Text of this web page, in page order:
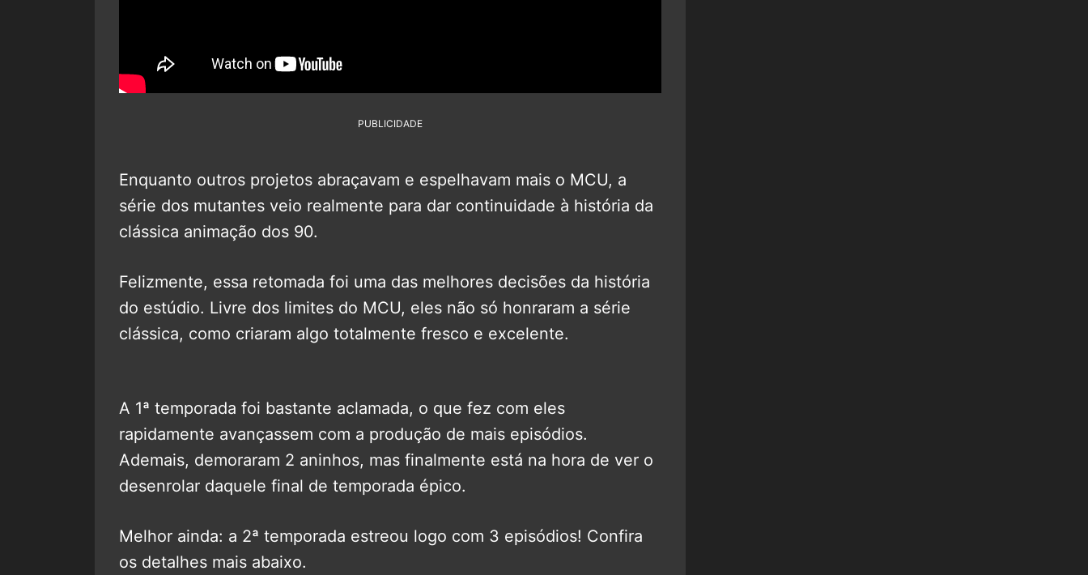
PUBLICIDADE
Enquanto outros projetos abraçavam e espelhavam mais o MCU, a
série dos mutantes veio realmente para dar continuidade à história da
clássica animação dos 90.
Felizmente, essa retomada foi uma das melhores decisões da história
do estúdio. Livre dos limites do MCU, eles não só honraram a série
clássica, como criaram algo totalmente fresco e excelente.
A 1ª temporada foi bastante aclamada, o que fez com eles
rapidamente avançassem com a produção de mais episódios.
Ademais, demoraram 2 aninhos, mas finalmente está na hora de ver o
desenrolar daquele final de temporada épico.
Melhor ainda: a 2ª temporada estreou logo com 3 episódios! Confira
os detalhes mais abaixo.